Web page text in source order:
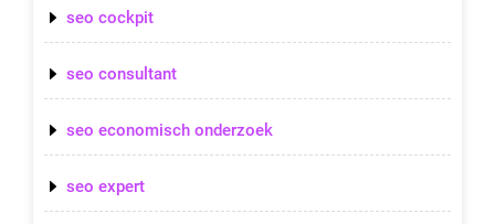
seo cockpit
seo consultant
seo economisch onderzoek
seo expert